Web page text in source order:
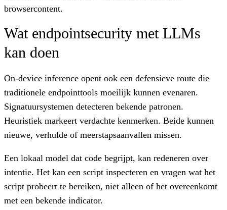
browsercontent.
Wat endpointsecurity met LLMs
kan doen
On-device inference opent ook een defensieve route die
traditionele endpointtools moeilijk kunnen evenaren.
Signatuursystemen detecteren bekende patronen.
Heuristiek markeert verdachte kenmerken. Beide kunnen
nieuwe, verhulde of meerstapsaanvallen missen.
Een lokaal model dat code begrijpt, kan redeneren over
intentie. Het kan een script inspecteren en vragen wat het
script probeert te bereiken, niet alleen of het overeenkomt
met een bekende indicator.